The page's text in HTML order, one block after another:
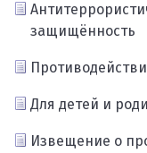
защищённость
Для детей и
Извещение о